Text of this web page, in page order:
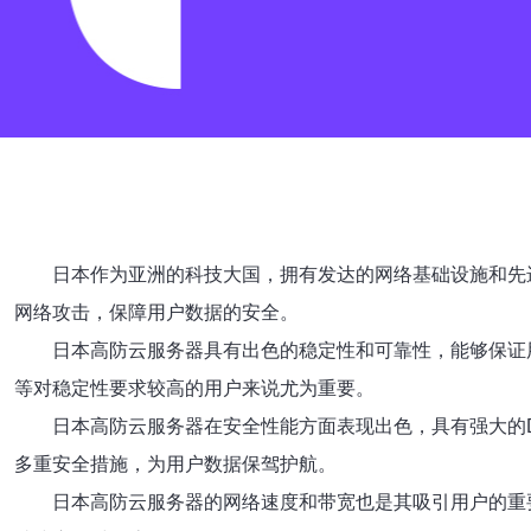
日本作为亚洲的科技大国，拥有发达的网络基础设施和
网络攻击，保障用户数据的安全。
日本高防云服务器具有出色的稳定性和可靠性，能够保
等对稳定性要求较高的用户来说尤为重要。
日本高防云服务器在安全性能方面表现出色，具有强大
多重安全措施，为用户数据保驾护航。
日本高防云服务器的网络速度和带宽也是其吸引用户的